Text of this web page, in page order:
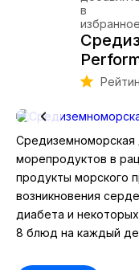
Средиземноморская
морепродуктов в
продукты морского
возникновения
диабета и
8 блюд на каждый